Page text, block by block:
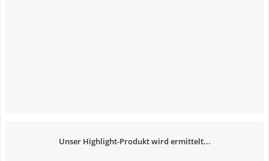
Unser Highlight-Produkt wird ermittelt...